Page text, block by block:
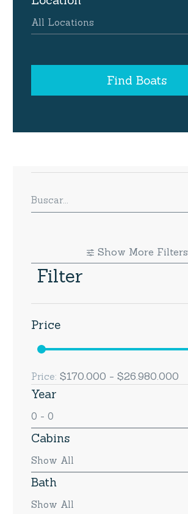
All Locations
Find Boats
Show More Filters
Filter
Price
Price: $170.000 - $26.980.000
Year
0 - 0
Cabins
Show All
Bath
Show All